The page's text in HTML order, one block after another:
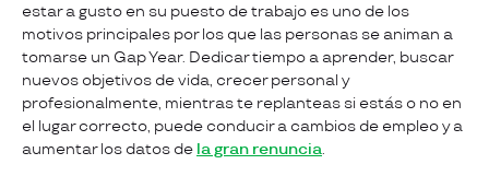
estar a gusto en su puesto de trabajo es uno de los
motivos principales por los que las personas se animan a
tomarse un Gap Year. Dedicar tiempo a aprender, buscar
nuevos objetivos de vida, crecer personal y
profesionalmente, mientras te replanteas si estás o no en
el lugar correcto, puede conducir a cambios de empleo y a
aumentar los datos de la gran renuncia.